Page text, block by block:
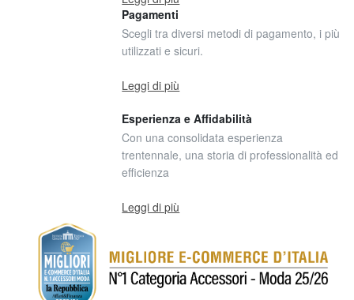
Pagamenti
Scegli tra diversi metodi di pagamento, i più
utilizzati e sicuri.
Leggi di più
Esperienza e Affidabilità
Con una consolidata esperienza
trentennale, una storia di professionalità ed
efficienza
Leggi di più